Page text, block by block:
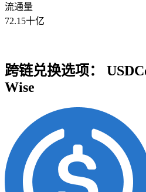
流通量
72.15十亿
跨链兑换选项：
Wise